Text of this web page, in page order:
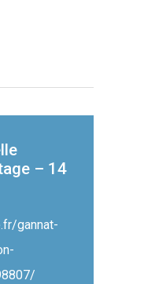
– 14
gannat-